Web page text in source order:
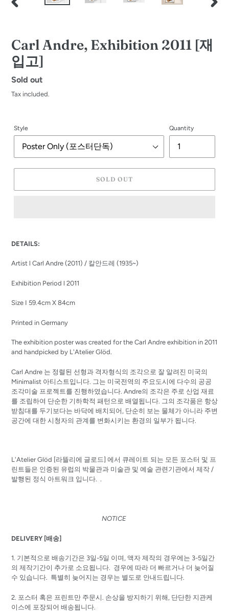
Carl Andre, Exhibition 2011 [재
입고]
Regular
price
Sold out
Tax included.
Style Quantity
SOLD OUT
to
cart
DETAILS:
Artist l Carl Andre (2011) / 칼안드레 (1935~)
Exhibition Period l 2011
Size I 59.4cm X 84cm
Printed in Germany
The exhibition poster was created for the Carl Andre exhibition in 2011
and handpicked by L'Atelier Glöd.
Carl Andre 는 정렬된 선형과 격자형식의 조각으로 잘 알려진 미국의
Minimalist 아티스트입니다. 그는 미국전역의 주요도시에 다수의 공공
조각미술 프로젝트를 진행하였습니다. Andre의 조각은 주로 산업 재료
를 조립하여 단순한 기하학적 패턴으로 배열됩니다. 그의 조각품은 항상
받침대를 두기보다는 바닥에 배치되어, 단순히 보는 물체가 아니라 주변
공간에 대한 시청자의 관계를 변화시키는 환경의 일부가 됩니다.
L'Atelier Glöd [라뜰리에 글로드] 에서 큐레이트 되는 모든 포스터 및 프
린트들은 인증된 유럽의 박물관과 미술관 및 예술 관련기관에서 제작 /
발행된 정식 아트워크 입니다. .
NOTICE
DELIVERY [배송]
1. 기본적으로 배송기간은 3일-5일 이며, 액자 제작의 경우에는 3-5일간
의 제작기간이 추가로 소요됩니다. 경우에 따라 더 빠르거나 더 늦어질
수 있습니다. 특별히 늦어지는 경우는 별도로 안내드립니다.
2. 포스터 혹은 프린트만 주문시 . 손상을 방지하기 위해 , 단단한 지관케
이스에 포장되어 배송됩니다.